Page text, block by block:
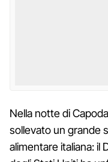
Nella notte di
sollevato un grande
alimentare italiana: il